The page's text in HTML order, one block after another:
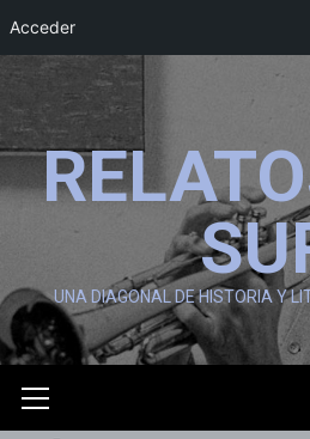
Acceder
Saltar
contenido
UNA DIAGONAL DE HISTORIA Y
primario